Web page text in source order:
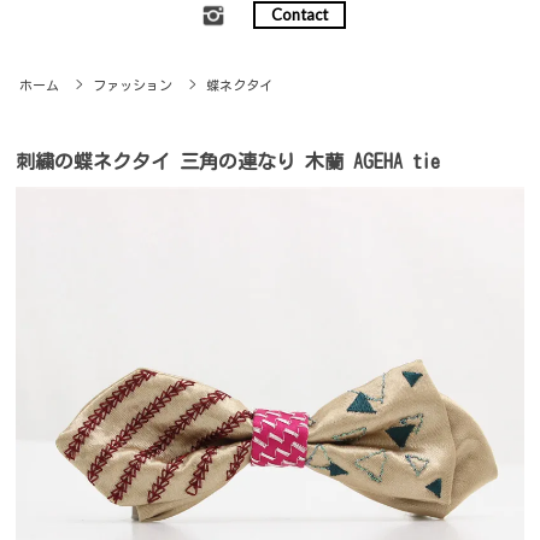
Contact
ホーム > ファッション > 蝶ネクタイ
刺繍の蝶ネクタイ 三角の連なり 木蘭 AGEHA tie